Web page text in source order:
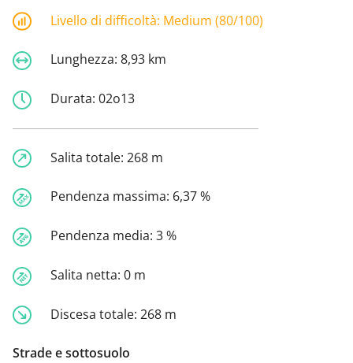
Livello di difficoltà: Medium (80/100)
Lunghezza: 8,93 km
Durata: 02o13
Salita totale: 268 m
Pendenza massima: 6,37 %
Pendenza media: 3 %
Salita netta: 0 m
Discesa totale: 268 m
Strade e sottosuolo